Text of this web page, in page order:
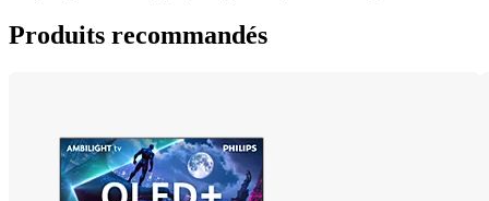
Produits recommandés